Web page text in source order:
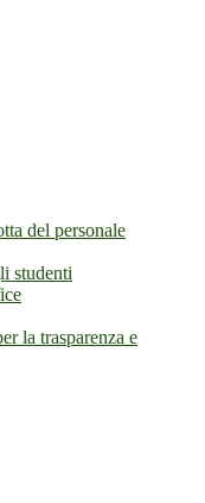
del personale
studenti
la trasparenza e